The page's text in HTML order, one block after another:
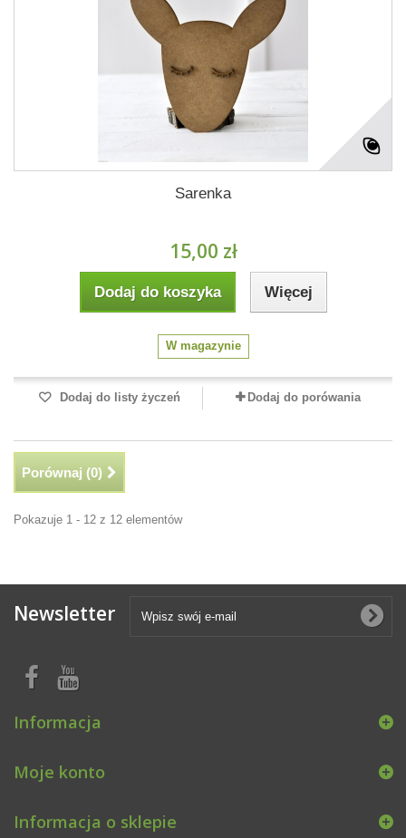
Sarenka
15,00 zł
Dodaj do koszyka Więcej
W magazynie
Dodaj do listy życzeń Dodaj do porówania
Porównaj (0)
Pokazuje 1 - 12 z 12 elementów
Newsletter
Informacja
Moje konto
Informacja o sklepie